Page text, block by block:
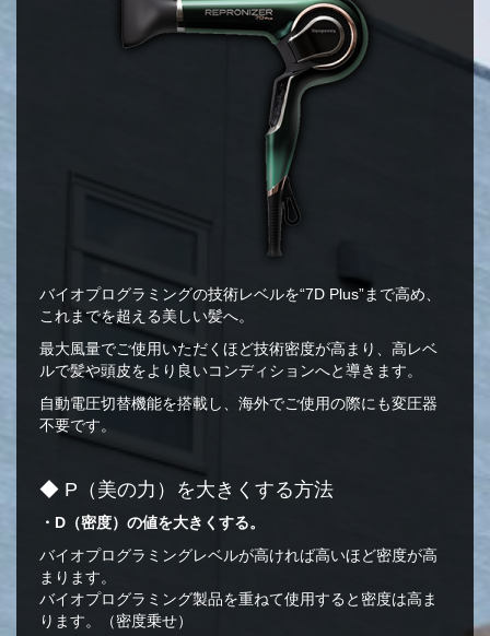
バイオプログラミングの技術レベルを“7D Plus”まで高め、
これまでを超える美しい髪へ。
最大風量でご使用いただくほど技術密度が高まり、高レベ
ルで髪や頭皮をより良いコンディションへと導きます。
自動電圧切替機能を搭載し、海外でご使用の際にも変圧器
不要です。
◆ P（美の力）を大きくする方法
・D（密度）の値を大きくする。
バイオプログラミングレベルが高ければ高いほど密度が高
まります。
バイオプログラミング製品を重ねて使用すると密度は高ま
ります。（密度乗せ）